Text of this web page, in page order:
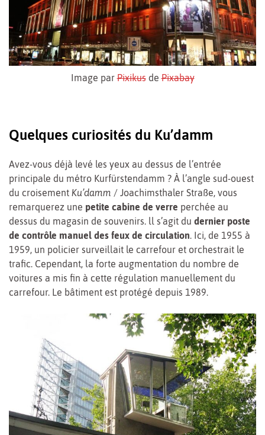
Image parPixikusdePixabay
Quelques curiosités du Ku’damm
Avez-vous déjà levé les yeux au dessus de l’entrée
principale du métro Kurfürstendamm ? À l’angle sud-ouest
du croisement Ku’damm / Joachimsthaler Straße, vous
remarquerez une petite cabine de verre perchée au
dessus du magasin de souvenirs. ll s’agit du dernier poste
de contrôle manuel des feux de circulation. Ici, de 1955 à
1959, un policier surveillait le carrefour et orchestrait le
trafic. Cependant, la forte augmentation du nombre de
voitures a mis fin à cette régulation manuellement du
carrefour. Le bâtiment est protégé depuis 1989.